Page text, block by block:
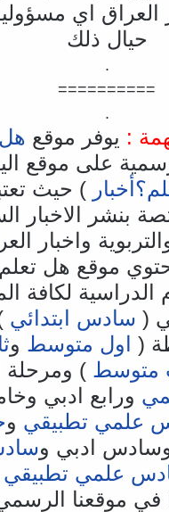
اي
حيال ذلك
.
==========
.
: يوفر موقع
على موقع
) حيث
بنشر الاخبار
واخبار
موقع هل
الدراسية لكافة
( سادس ابتدائي
( اول متوسط و
متوسط ) ومرحلة
ورابع ادبي
علمي تطبيقي و
ادبي و
علمي تطبيقي
في موقعنا